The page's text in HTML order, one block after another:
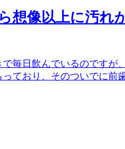
想像以上に汚れ
毎日飲んでいるのですが
ており、そのついでに前